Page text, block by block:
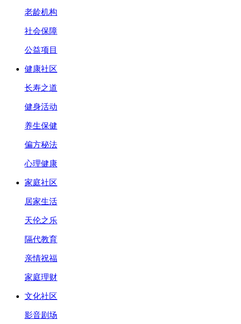
老龄机构
社会保障
公益项目
健康社区
长寿之道
健身活动
养生保健
偏方秘法
心理健康
家庭社区
居家生活
天伦之乐
隔代教育
亲情祝福
家庭理财
文化社区
影音剧场